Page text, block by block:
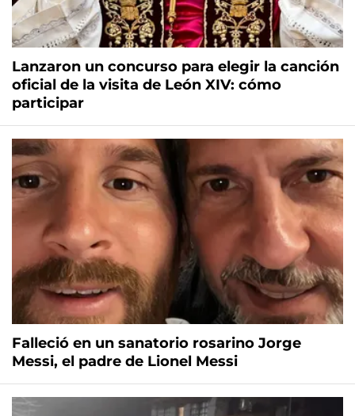
Lanzaron un concurso para elegir la canción
oficial de la visita de León XIV: cómo
participar
Falleció en un sanatorio rosarino Jorge
Messi, el padre de Lionel Messi